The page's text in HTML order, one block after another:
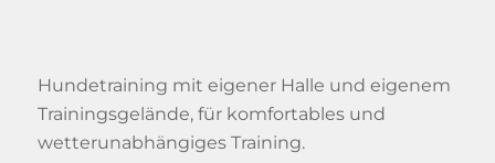
Hundetraining mit eigener Halle und eigenem
Trainingsgelände, für komfortables und
wetterunabhängiges Training.